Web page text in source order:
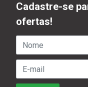
Cadastre-se
ofertas!